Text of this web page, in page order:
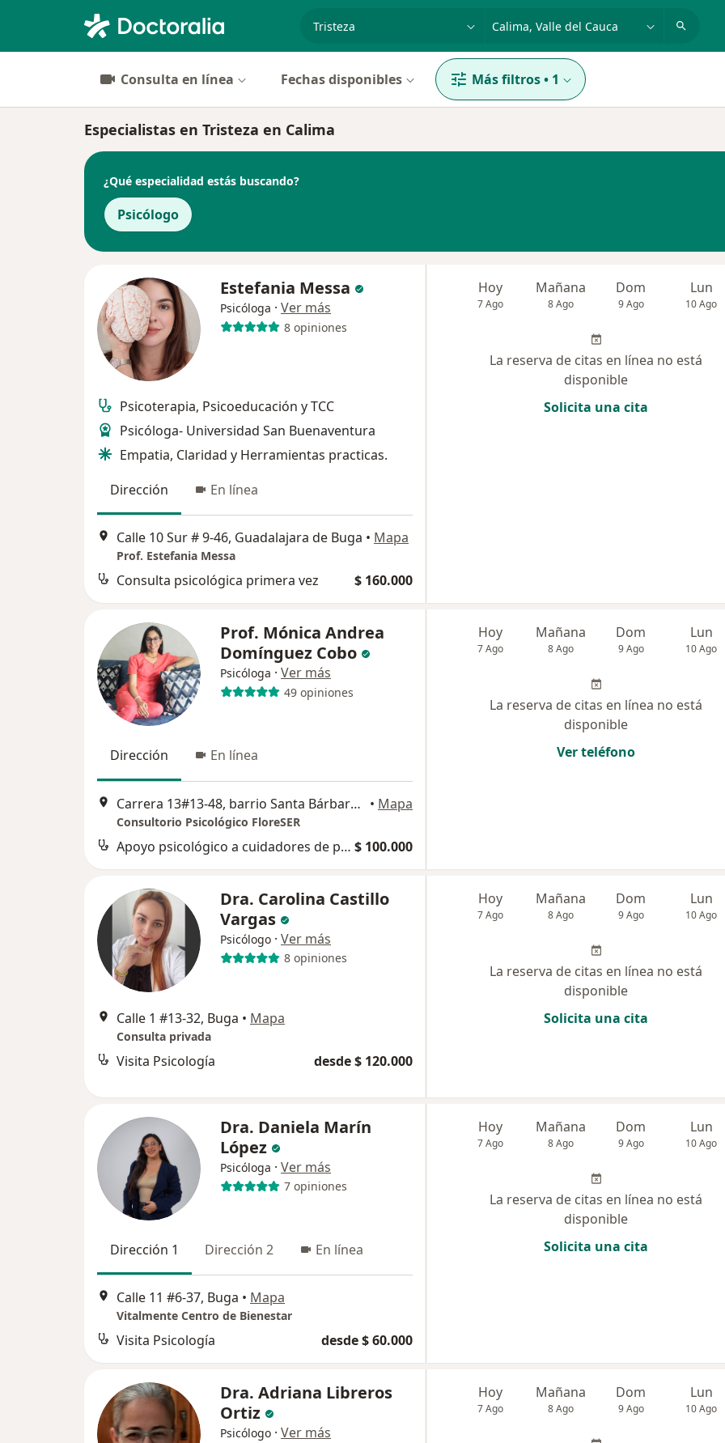
Consulta en línea Fechas disponibles Más filtros• 1
Especialistas en Tristeza en Calima
¿Qué especialidad estás buscando?
Psicólogo
Estefania Messa
Psicóloga · Ver más
8 opiniones
Psicoterapia, Psicoeducación y TCC
Psicóloga- Universidad San Buenaventura
Empatia, Claridad y Herramientas practicas.
Dirección
En línea
Calle 10 Sur # 9-46, Guadalajara de Buga • Mapa
Prof. Estefania Messa
Consulta psicológica primera vez $ 160.000
Hoy
7 Ago
Mañana
8 Ago
Dom
9 Ago
Lun
10 Ago
La reserva de citas en línea no está
disponible
Solicita una cita
Prof. Mónica Andrea
Domínguez Cobo
Psicóloga · Ver más
49 opiniones
Dirección En línea
Carrera 13#13-48, barrio Santa Bárbara, Buga • Mapa
Consultorio Psicológico FloreSER
Apoyo psicológico a cuidadores de personas dependientes $ 100.000
Hoy
7 Ago
Mañana
8 Ago
Dom
9 Ago
Lun
10 Ago
La reserva de citas en línea no está
disponible
Ver teléfono
Dra. Carolina Castillo
Vargas
Psicólogo · Ver más
8 opiniones
Calle 1 #13-32, Buga • Mapa
Consulta privada
Visita Psicología desde $ 120.000
Hoy
7 Ago
Mañana
8 Ago
Dom
9 Ago
Lun
10 Ago
La reserva de citas en línea no está
disponible
Solicita una cita
Dra. Daniela Marín
López
Psicóloga · Ver más
7 opiniones
Dirección 1 Dirección 2 En línea
Calle 11 #6-37, Buga • Mapa
Vitalmente Centro de Bienestar
Visita Psicología desde $ 60.000
Hoy
7 Ago
Mañana
8 Ago
Dom
9 Ago
Lun
10 Ago
La reserva de citas en línea no está
disponible
Solicita una cita
Dra. Adriana Libreros
Ortiz
Psicólogo · Ver más
Hoy
7 Ago
Mañana
8 Ago
Dom
9 Ago
Lun
10 Ago